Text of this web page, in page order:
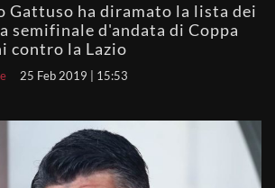
Gattuso ha diramato la lista dei
semifinale d'andata di Coppa
contro la Lazio
25 Feb 2019 | 15:53